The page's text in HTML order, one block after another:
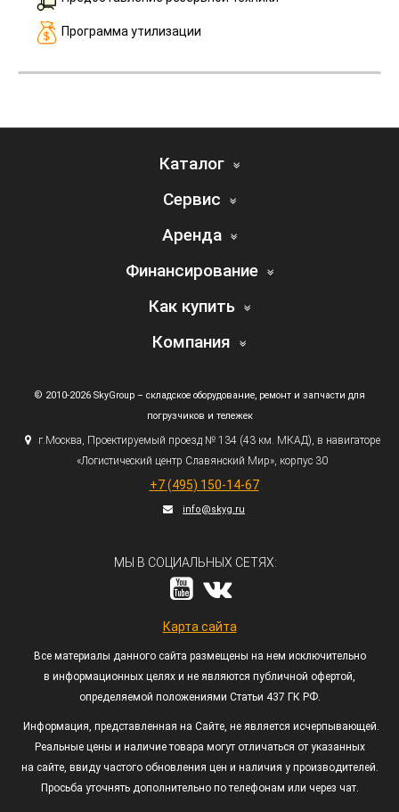
Программа утилизации
Каталог
Сервис
Аренда
Финансирование
Как купить
Компания
© 2010-2026 SkyGroup – складское оборудование, ремонт и запчасти для
погрузчиков и тележек
г.Москва, Проектируемый проезд № 134 (43км. МКАД), в навигаторе
«Логистический центр Славянский Мир», корпус 30
+7 (495) 150-14-67
info@skyg.ru
МЫ В СОЦИАЛЬНЫХ СЕТЯХ:
Карта сайта
Все материалы данного сайта размещены на нем исключительно
в информационных целях и не являются публичной офертой,
определяемой положениями Статьи 437 ГК РФ.
Информация, представленная на Сайте, не является исчерпывающей.
Реальные цены и наличие товара могут отличаться от указанных
на сайте, ввиду частого обновления цен и наличия у производителей.
Просьба уточнять дополнительно по телефонам или через чат.